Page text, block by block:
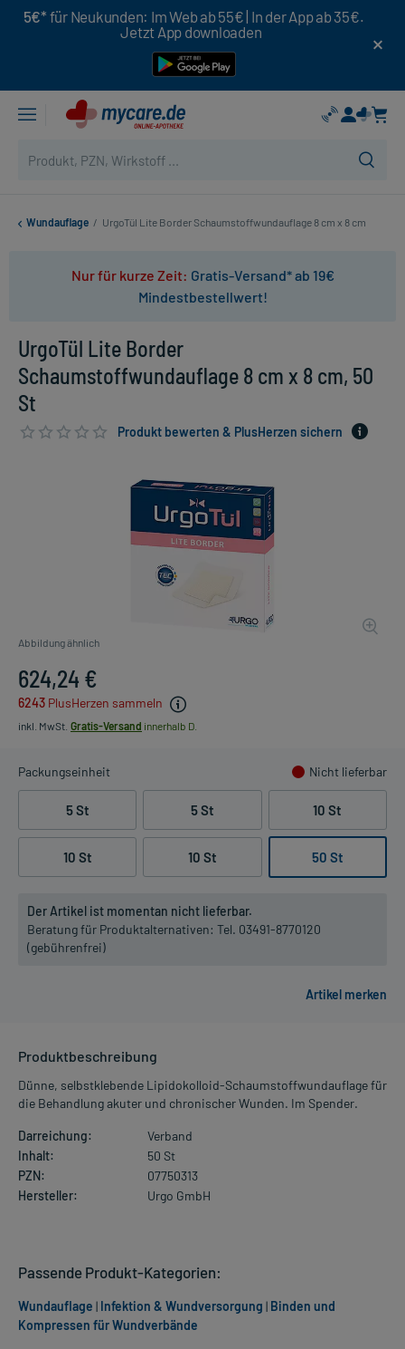
5€* für Neukunden: Im Web ab 55€ | In der App ab 35€.
Jetzt App downloaden
Wundauflage / UrgoTül Lite Border Schaumstoffwundauflage 8 cm x 8 cm
Nur für kurze Zeit: Gratis-Versand* ab 19€
Mindestbestellwert!
UrgoTül Lite Border
Schaumstoffwundauflage 8 cm x 8 cm, 50
St
Produkt bewerten & PlusHerzen sichern
Abbildung ähnlich
624,24 €
6243 PlusHerzen sammeln
inkl. MwSt. Gratis-Versand innerhalb D.
Packungseinheit Nicht lieferbar
5 St 5 St 10 St
10 St 10 St 50 St
Der Artikel ist momentan nicht lieferbar.
Beratung für Produktalternativen: Tel. 03491-8770120
(gebührenfrei)
Produktbeschreibung
Dünne, selbstklebende Lipidokolloid-Schaumstoffwundauflage für
die Behandlung akuter und chronischer Wunden. Im Spender.
Darreichung:
Verband
Inhalt:
50 St
PZN:
07750313
Hersteller:
Urgo GmbH
Passende Produkt-Kategorien:
Wundauflage | Infektion & Wundversorgung | Binden und
Kompressen für Wundverbände